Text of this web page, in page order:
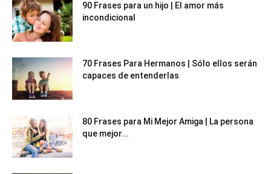
90 Frases para un hijo | El amor más
incondicional
70 Frases Para Hermanos | Sólo ellos serán
capaces de entenderlas
80 Frases para Mi Mejor Amiga | La persona
que mejor...